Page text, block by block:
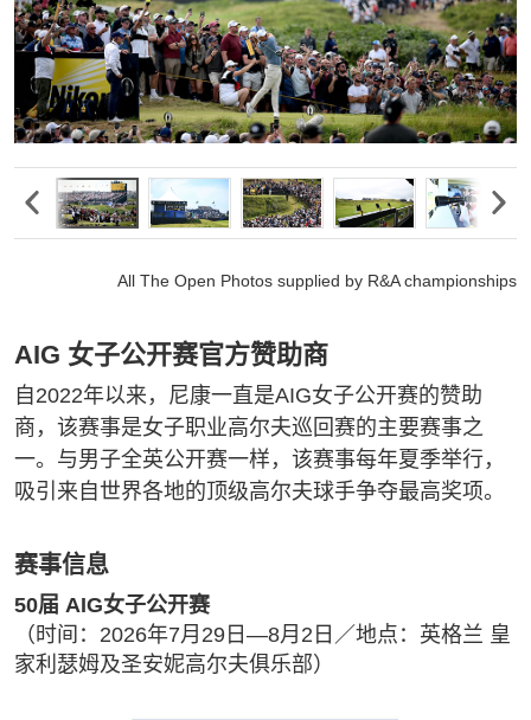
All The Open Photos supplied by R&A championships
AIG 女子公开赛官方赞助商
自2022年以来，尼康一直是AIG女子公开赛的赞助
商，该赛事是女子职业高尔夫巡回赛的主要赛事之
一。与男子全英公开赛一样，该赛事每年夏季举行，
吸引来自世界各地的顶级高尔夫球手争夺最高奖项。
赛事信息
50届 AIG女子公开赛
（时间：2026年7月29日—8月2日／地点：英格兰 皇
家利瑟姆及圣安妮高尔夫俱乐部）